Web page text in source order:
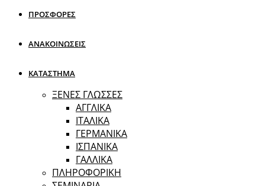
ΠΡΟΣΦΟΡΕΣ
ΑΝΑΚΟΙΝΩΣΕΙΣ
ΚΑΤΑΣΤΗΜΑ
ΞΕΝΕΣ ΓΛΩΣΣΕΣ
ΑΓΓΛΙΚΑ
ΙΤΑΛΙΚΑ
ΓΕΡΜΑΝΙΚΑ
ΙΣΠΑΝΙΚΑ
ΓΑΛΛΙΚΑ
ΠΛΗΡΟΦΟΡΙΚΗ